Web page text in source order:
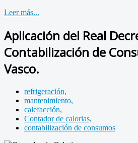
Leer más...
Aplicación del Real
Contabilización de
Vasco.
refrigeración,
mantenimiento,
calefacción,
Contador de calorias,
contabilización de consumos